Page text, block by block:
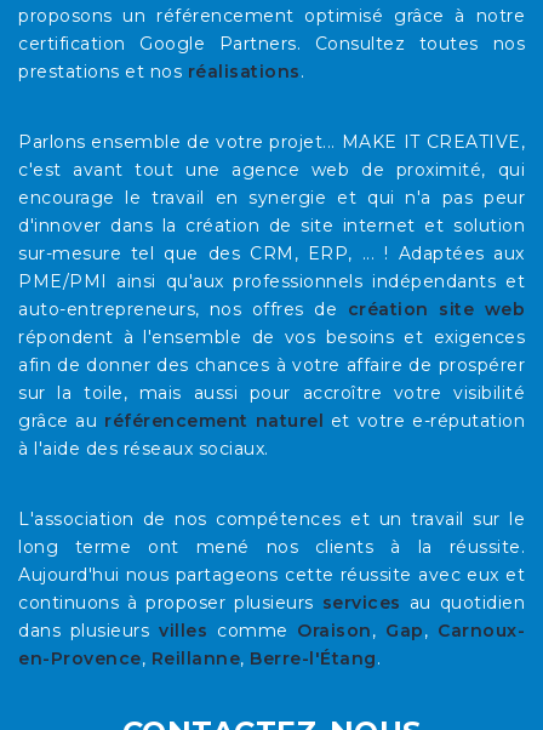
proposons un référencement optimisé grâce à notre
certification Google Partners. Consultez toutes nos
prestations et nos réalisations.
Parlons ensemble de votre projet... MAKE IT CREATIVE,
c'est avant tout une agence web de proximité, qui
encourage le travail en synergie et qui n'a pas peur
d'innover dans la création de site internet et solution
sur-mesure tel que des CRM, ERP, ... ! Adaptées aux
PME/PMI ainsi qu'aux professionnels indépendants et
auto-entrepreneurs, nos offres de création site web
répondent à l'ensemble de vos besoins et exigences
afin de donner des chances à votre affaire de prospérer
sur la toile, mais aussi pour accroître votre visibilité
grâce au référencement naturel et votre e-réputation
à l'aide des réseaux sociaux.
L'association de nos compétences et un travail sur le
long terme ont mené nos clients à la réussite.
Aujourd'hui nous partageons cette réussite avec eux et
continuons à proposer plusieurs services au quotidien
dans plusieursvilles comme Oraison, Gap, Carnoux-
en-Provence, Reillanne, Berre-l'Étang.